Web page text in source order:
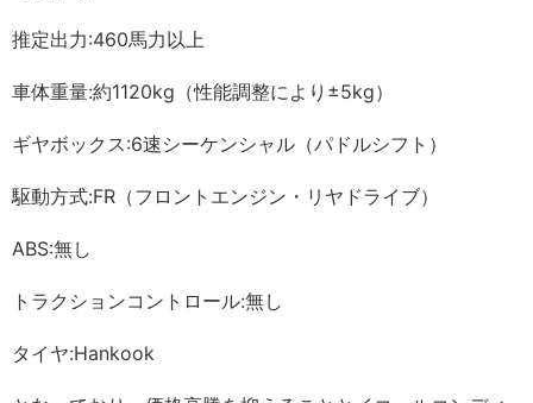
推定出力:460馬力以上
車体重量:約1120kg（性能調整により±5kg）
ギヤボックス:6速シーケンシャル（パドルシフト）
駆動方式:FR（フロントエンジン・リヤドライブ）
ABS:無し
トラクションコントロール:無し
タイヤ:Hankook